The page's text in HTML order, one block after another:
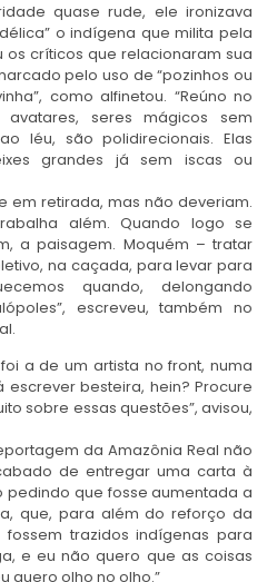
quase rude, ele ironizava
o indígena que milita pela
críticos que relacionaram sua
pelo uso de “pozinhos ou
como alfinetou. “Reúno no
seres mágicos sem
léu, são polidirecionais. Elas
grandes já sem iscas ou
em retirada, mas não deveriam.
além. Quando logo se
a paisagem. Moquém – tratar
na caçada, para levar para
quando, delongando
escreveu, também no
a de um artista no front, numa
besteira, hein? Procure
sobre essas questões”, avisou,
da Amazônia Real não
de entregar uma carta à
que fosse aumentada a
que, para além do reforço da
trazidos indígenas para
e eu não quero que as coisas
quero olho no olho.”